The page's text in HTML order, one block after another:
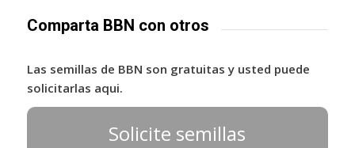
Comparta BBN con otros
Las semillas de BBN son gratuitas y usted puede
solicitarlas aqui.
Solicite semillas